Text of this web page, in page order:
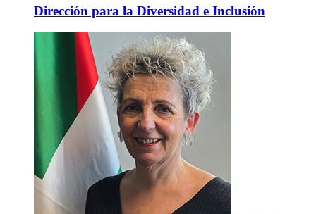
Dirección para la Diversidad e Inclusión